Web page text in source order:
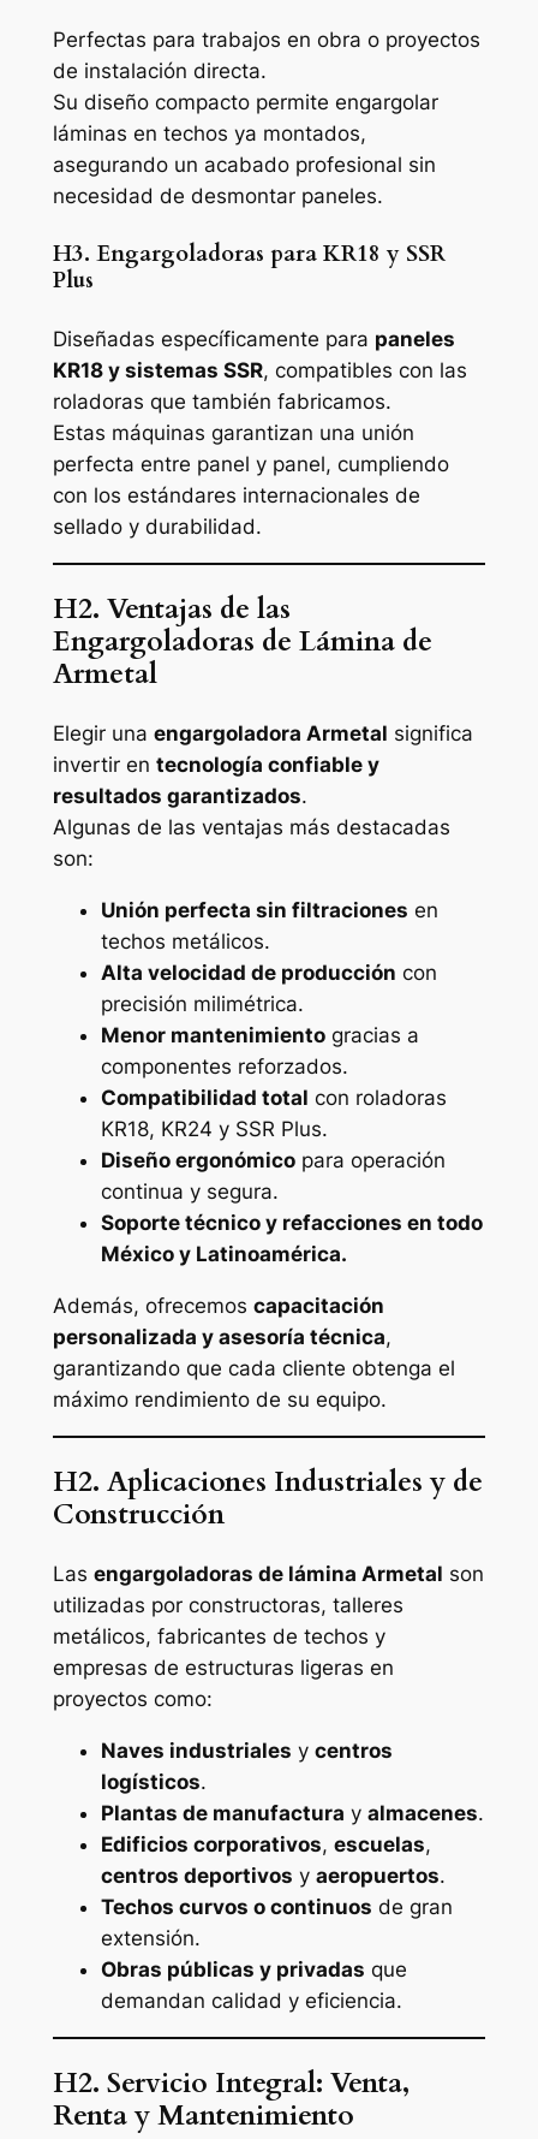
Perfectas para trabajos en obra o proyectos
de instalación directa.
Su diseño compacto permite engargolar
láminas en techos ya montados,
asegurando un acabado profesional sin
necesidad de desmontar paneles.
H3. Engargoladoras para KR18 y SSR
Plus
Diseñadas específicamente para paneles
KR18 y sistemas SSR, compatibles con las
roladoras que también fabricamos.
Estas máquinas garantizan una unión
perfecta entre panel y panel, cumpliendo
con los estándares internacionales de
sellado y durabilidad.
H2. Ventajas de las
Engargoladoras de Lámina de
Armetal
Elegir una engargoladora Armetal significa
invertir en tecnología confiable y
resultados garantizados.
Algunas de las ventajas más destacadas
son:
Unión perfecta sin filtraciones en
techos metálicos.
Alta velocidad de producción con
precisión milimétrica.
Menor mantenimientogracias a
componentes reforzados.
Compatibilidad total con roladoras
KR18, KR24 y SSR Plus.
Diseño ergonómicopara operación
continua y segura.
Soporte técnico y refacciones en todo
México y Latinoamérica.
Además, ofrecemos capacitación
personalizada y asesoría técnica,
garantizando que cada cliente obtenga el
máximo rendimiento de su equipo.
H2. Aplicaciones Industriales y de
Construcción
Las engargoladoras de lámina Armetal son
utilizadas por constructoras, talleres
metálicos, fabricantes de techos y
empresas de estructuras ligeras en
proyectos como:
Naves industriales y centros
logísticos.
Plantas de manufactura y almacenes.
Edificios corporativos, escuelas,
centros deportivos y aeropuertos.
Techos curvos o continuos de gran
extensión.
Obras públicas y privadas que
demandan calidad y eficiencia.
H2. Servicio Integral: Venta,
Renta y Mantenimiento